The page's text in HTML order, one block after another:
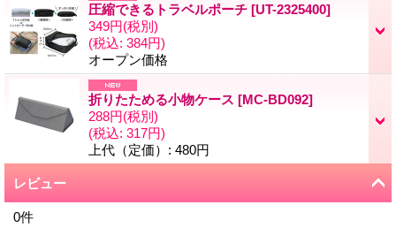
圧縮できるトラベルポーチ [UT-2325400]
349円(税別)
(税込: 384円)
オープン価格
折りたためる小物ケース [MC-BD092]
288円(税別)
(税込: 317円)
上代（定価） : 480円
レビュー
0件